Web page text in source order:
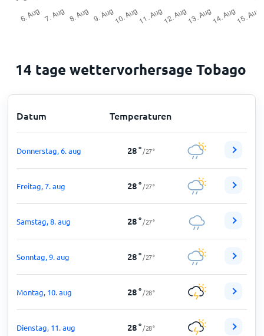
14 tage wettervorhersage Tobago
Datum Temperaturen
Donnerstag, 6. aug 28° /27°
Freitag, 7. aug 28° /27°
Samstag, 8. aug 28° /27°
Sonntag, 9. aug 28° /27°
Montag, 10. aug 28° /28°
Dienstag, 11. aug 28° /28°